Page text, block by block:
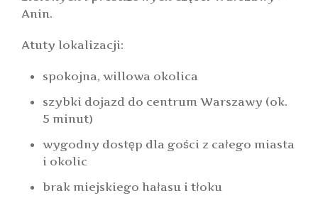
Anin.
Atuty lokalizacji:
spokojna, willowa okolica
szybki dojazd do centrum Warszawy (ok.
5 minut)
wygodny dostęp dla gości z całego miasta
i okolic
brak miejskiego hałasu i tłoku